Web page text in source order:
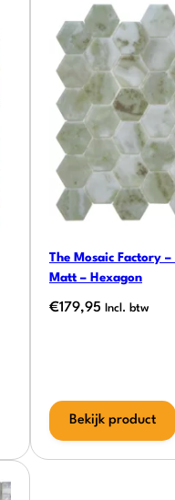
The Mosaic Factory
Matt – Hexagon
€179,95 Incl. btw
Bekijk product